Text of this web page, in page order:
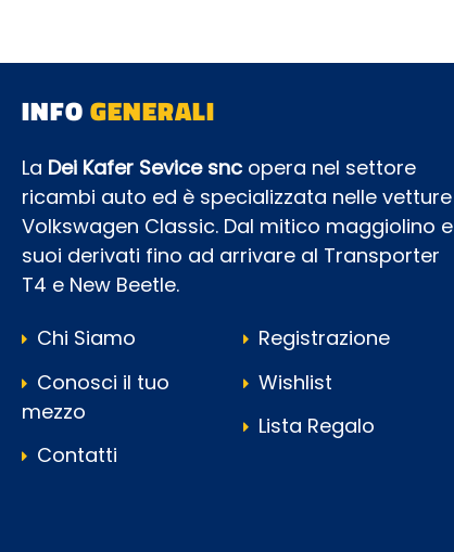
INFOGENERALI
La Dei Kafer Sevice snc opera nel settore
ricambi auto ed è specializzata nelle vetture
Volkswagen Classic. Dal mitico maggiolino e
suoi derivati fino ad arrivare al Transporter
T4 e New Beetle.
Chi Siamo
Conosci il tuo
mezzo
Contatti
Registrazione
Wishlist
Lista Regalo